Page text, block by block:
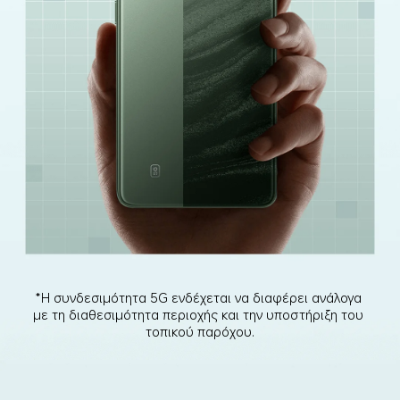
*Η συνδεσιμότητα 5G ενδέχεται να διαφέρει ανάλογα
με τη διαθεσιμότητα περιοχής και την υποστήριξη του
τοπικού παρόχου.